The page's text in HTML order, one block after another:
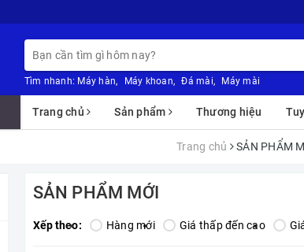
Tìm nhanh: Máy hàn, Máy khoan, Đá mài, Máy mài
Trang chủ Sản phẩm Thương hiệu
Trang chủ SẢN PHẨM
SẢN PHẨM MỚI
Xếp theo: Hàng mới Giá thấp đến cao